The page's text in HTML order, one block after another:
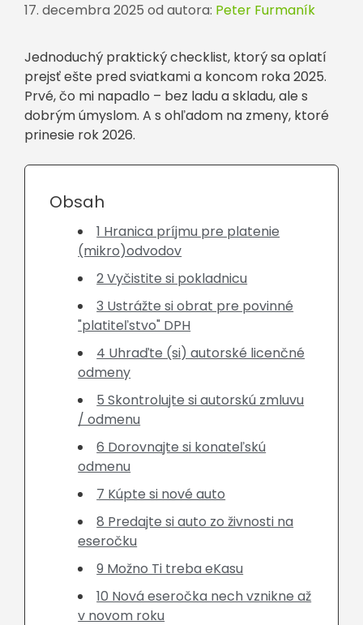
17. decembra 2025 od autora: Peter Furmaník
Jednoduchý praktický checklist, ktorý sa oplatí
prejsť ešte pred sviatkami a koncom roka 2025.
Prvé, čo mi napadlo – bez ladu a skladu, ale s
dobrým úmyslom. A s ohľadom na zmeny, ktoré
prinesie rok 2026.
Obsah
1 Hranica príjmu pre platenie
(mikro)odvodov
2 Vyčistite si pokladnicu
3 Ustrážte si obrat pre povinné
"platiteľstvo" DPH
4 Uhraďte (si) autorské licenčné
odmeny
5 Skontrolujte si autorskú zmluvu
/ odmenu
6 Dorovnajte si konateľskú
odmenu
7 Kúpte si nové auto
8 Predajte si auto zo živnosti na
eseročku
9 Možno Ti treba eKasu
10 Nová eseročka nech vznikne až
v novom roku